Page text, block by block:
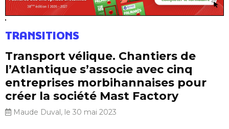
TRANSITIONS
Transport vélique. Chantiers de
l’Atlantique s’associe avec cinq
entreprises morbihannaises pour
créer la société Mast Factory
Maude Duval, le 30 mai 2023